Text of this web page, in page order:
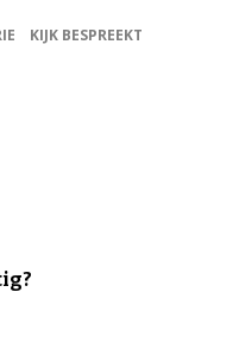
KIJK BESPREEKT